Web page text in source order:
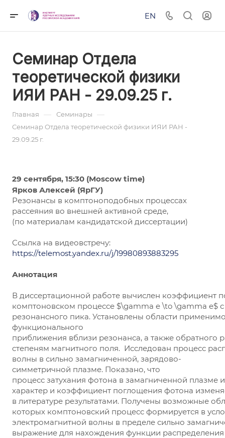
EN
Семинар Отдела
теоретической физики
ИЯИ РАН - 29.09.25 г.
Главная — Семинары —
Семинар Отдела теоретической физики ИЯИ РАН -
29.09.25 г.
29 сентября, 15:30 (Moscow time)
Ярков Алексей (ЯрГУ)
Резонансы в комптоноподобных процессах
рассеяния во внешней активной среде,
(по материалам кандидатской диссертации)
Ссылка на видеовстречу:
https://telemost.yandex.ru/j/19980893883295
Аннотация
В диссертационной работе вычислен коэффициент
комптоновском процессе $\gamma e \to \gamma e$
резонансного пика. Установлены области
функционального
приближения вблизи резонанса, а также обратного
степеням магнитного поля. Исследован процесс
волны в сильно замагниченной, зарядово-
симметричной плазме. Показано, что
процесс затухания фотона в замагниченной плазме
характер и коэффициент поглощения фотона
в литературе результатами. Получены возможные
которых комптоновский процесс формируется в
электромагнитной волны в пределе сильно
выражение для нахождения функции